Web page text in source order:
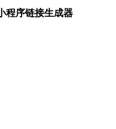
程序链接生成器